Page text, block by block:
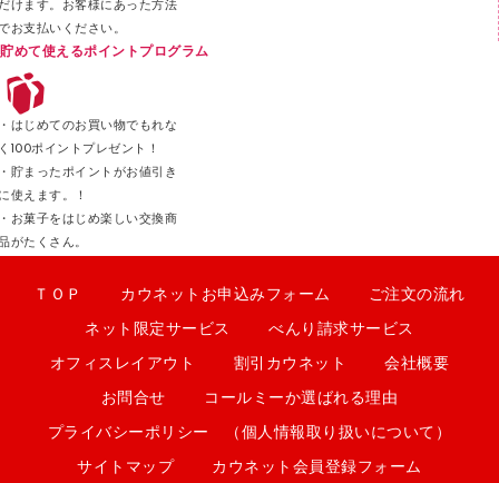
けます。お客様にあった方法
お支払いください。
貯めて使えるポイントプログラム
はじめてのお買い物でもれな
100ポイントプレゼント！
貯まったポイントがお値引き
使えます。！
お菓子をはじめ楽しい交換商
がたくさん。
ＴＯＰ カウネットお申込みフォーム ご注文の流れ
ネット限定サービス べんり請求サービス
オフィスレイアウト 割引カウネット 会社概要
お問合せ コールミーか選ばれる理由
プライバシーポリシー （個人情報取り扱いについて）
サイトマップ カウネット会員登録フォーム